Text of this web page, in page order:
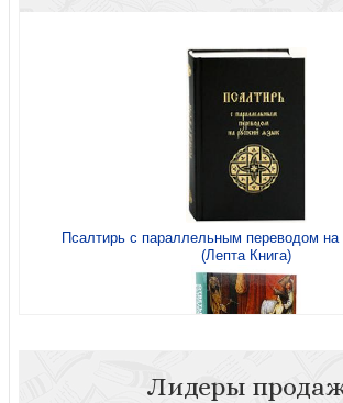
Псалтирь с параллельным переводом на
(Лепта Книга)
Лидеры